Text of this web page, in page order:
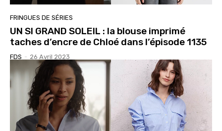
FRINGUES DE SÉRIES
UN SI GRAND SOLEIL : la blouse imprimé
taches d’encre de Chloé dans l’épisode 1135
FDS - 26 Avril 2023